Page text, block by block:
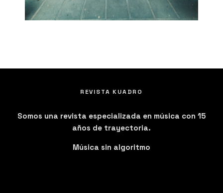
REVISTA KUADRO
Somos una revista especializada en música con 15
años de trayectoria.
Música sin algoritmo